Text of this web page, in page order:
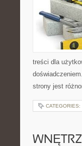
treści dla
strony jest
CATEGORIES: